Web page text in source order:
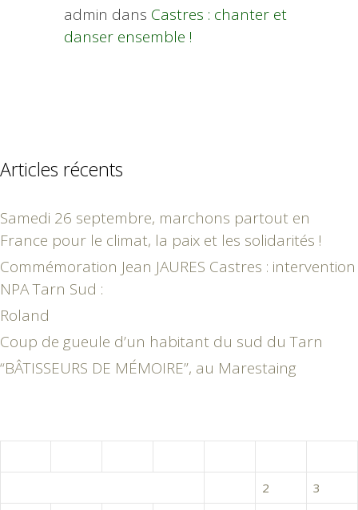
admin dans Castres : chanter et
danser ensemble !
Articles récents
Samedi 26 septembre, marchons partout en
France pour le climat, la paix et les solidarités !
Commémoration Jean JAURES Castres : intervention
NPA Tarn Sud :
Roland
Coup de gueule d’un habitant du sud du Tarn
“BÂTISSEURS DE MÉMOIRE”, au Marestaing
2
3